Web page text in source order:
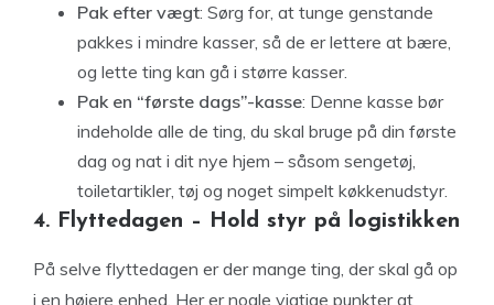
Pak efter vægt: Sørg for, at tunge genstande
pakkes i mindre kasser, så de er lettere at bære,
og lette ting kan gå i større kasser.
Pak en “første dags”-kasse: Denne kasse bør
indeholde alle de ting, du skal bruge på din første
dag og nat i dit nye hjem – såsom sengetøj,
toiletartikler, tøj og noget simpelt køkkenudstyr.
4. Flyttedagen – Hold styr på logistikken
På selve flyttedagen er der mange ting, der skal gå op
i en højere enhed. Her er nogle vigtige punkter at